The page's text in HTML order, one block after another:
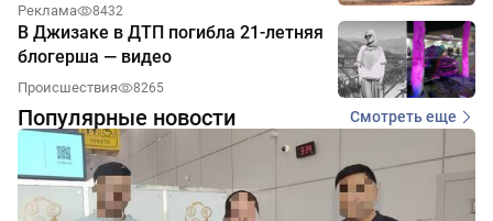
Реклама 8432
В Джизаке в ДТП погибла 21-летняя
блогерша — видео
Происшествия 8265
Популярные новости Смотреть еще